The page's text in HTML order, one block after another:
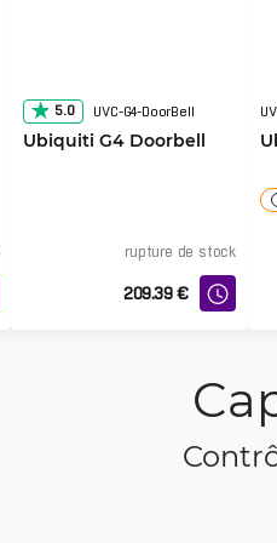
5.0 UVC-G4-DoorBell
Ubiquiti G4 Doorbell
rupture de stock
209.39 €